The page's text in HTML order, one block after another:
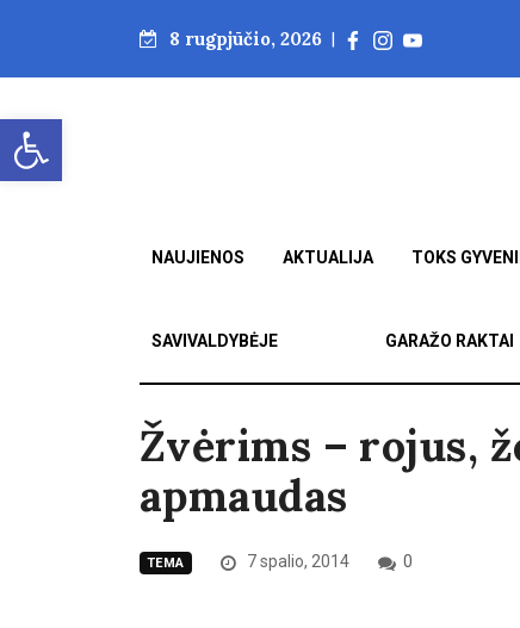
Open toolbar
8 rugpjūčio, 2026 |
NAUJIENOS AKTUALIJA TOKS
SAVIVALDYBĖJE GARAŽO RAKTAI
Žvėrims – rojus,
apmaudas
TEMA 7 spalio, 2014 0